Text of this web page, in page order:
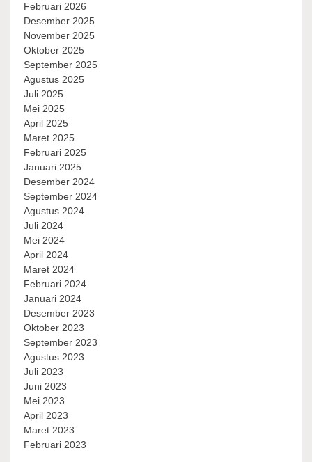
Februari 2026
Desember 2025
November 2025
Oktober 2025
September 2025
Agustus 2025
Juli 2025
Mei 2025
April 2025
Maret 2025
Februari 2025
Januari 2025
Desember 2024
September 2024
Agustus 2024
Juli 2024
Mei 2024
April 2024
Maret 2024
Februari 2024
Januari 2024
Desember 2023
Oktober 2023
September 2023
Agustus 2023
Juli 2023
Juni 2023
Mei 2023
April 2023
Maret 2023
Februari 2023